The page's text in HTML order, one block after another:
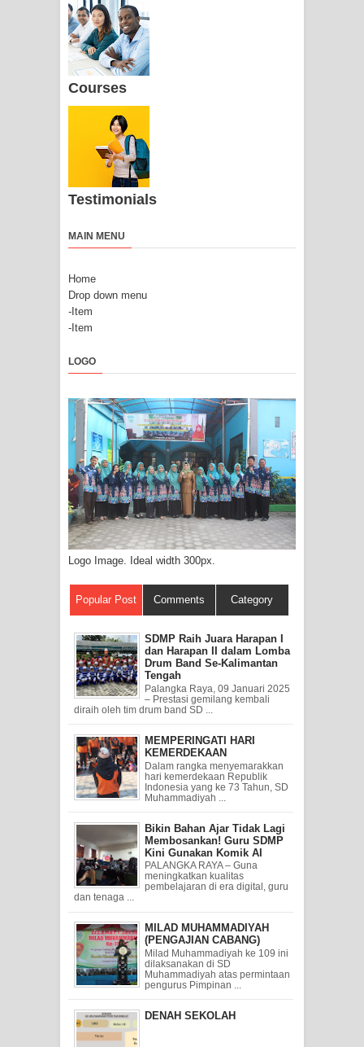
Courses
Testimonials
MAIN MENU
Home
Drop down menu
-Item
-Item
LOGO
Logo Image. Ideal width 300px.
Popular Post Comments Category
SDMP Raih Juara Harapan I
dan Harapan II dalam Lomba
Drum Band Se-Kalimantan
Tengah
Palangka Raya, 09 Januari 2025
– Prestasi gemilang kembali
diraih oleh tim drum band SD ...
MEMPERINGATI HARI
KEMERDEKAAN
Dalam rangka menyemarakkan
hari kemerdekaan Republik
Indonesia yang ke 73 Tahun, SD
Muhammadiyah ...
Bikin Bahan Ajar Tidak Lagi
Membosankan! Guru SDMP
Kini Gunakan Komik AI
PALANGKA RAYA – Guna
meningkatkan kualitas
pembelajaran di era digital, guru
dan tenaga ...
MILAD MUHAMMADIYAH
(PENGAJIAN CABANG)
Milad Muhammadiyah ke 109 ini
dilaksanakan di SD
Muhammadiyah atas permintaan
pengurus Pimpinan ...
DENAH SEKOLAH